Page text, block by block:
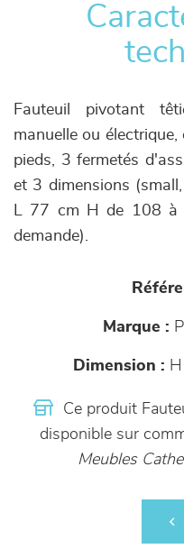
Fauteuil pivotant
manuelle ou
pieds, 3 fermetés
et 3 dimensions
L 77 cm H de 108
demande).
Marque :
Dimension :
Ce produit
disponible sur
Meubles